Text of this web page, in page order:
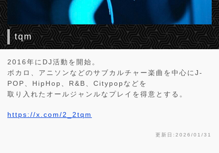
tqm
2016年にDJ活動を開始。
ボカロ、アニソンなどのサブカルチャー楽曲を中心にJ-
POP、HipHop、R&B、Citypopなどを
取り入れたオールジャンルなプレイを得意とする。
https://x.com/2_2tqm
更新日:2026/01/31